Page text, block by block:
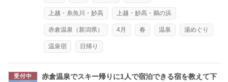
上越・糸魚川・妙高 上越・妙高・鵜の浜
赤倉温泉（新潟県） 4月 春 温泉 湯めぐり
温泉宿 日帰り
受付中
赤倉温泉でスキー帰りに1人で宿泊できる宿を教えて下